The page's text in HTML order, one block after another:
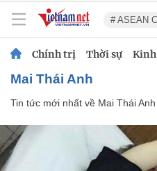
# ASEAN
Chính trị Thời sự
Mai Thái Anh
Tin tức mới nhất về Mai Thái Anh